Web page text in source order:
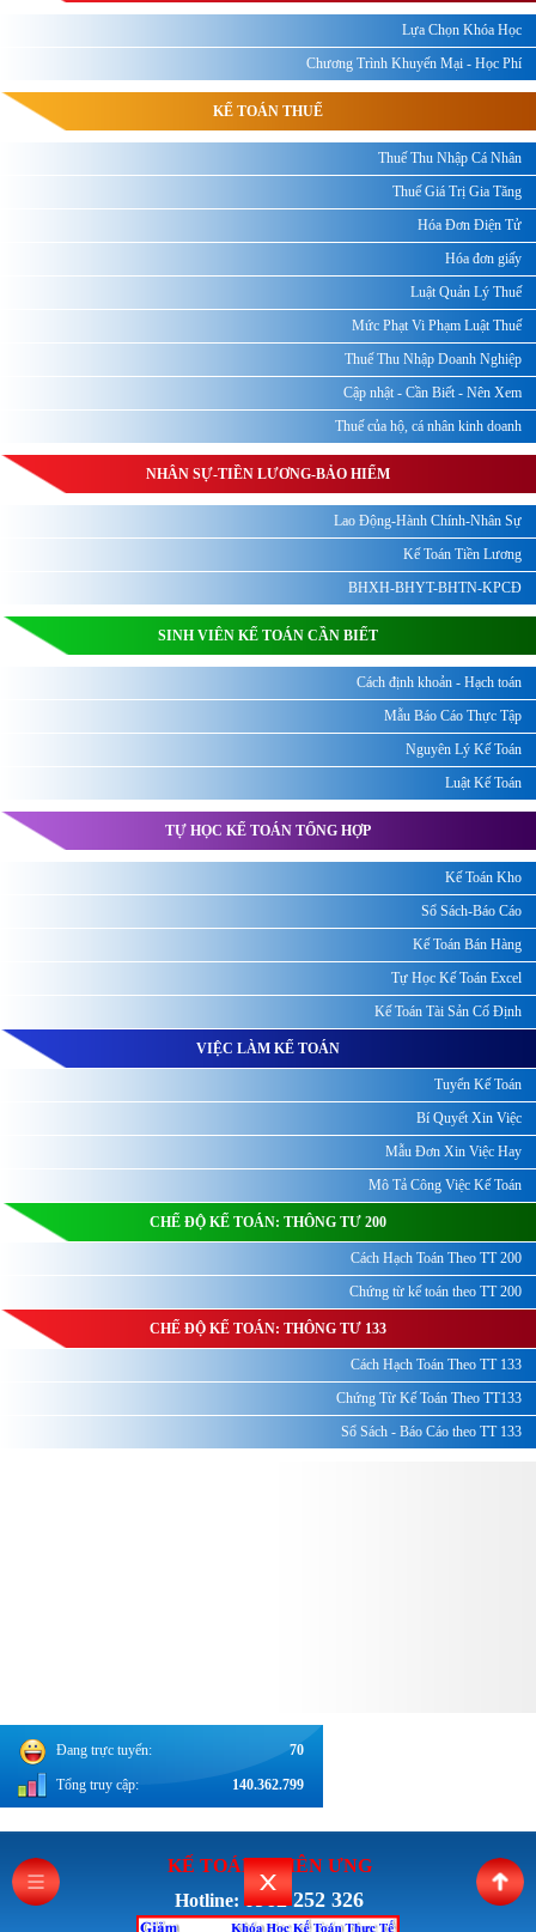
Lựa Chọn Khóa Học
Chương Trình Khuyến Mại - Học Phí
KẾ TOÁN THUẾ
Thuế Thu Nhập Cá Nhân
Thuế Giá Trị Gia Tăng
Hóa Đơn Điện Tử
Hóa đơn giấy
Luật Quản Lý Thuế
Mức Phạt Vi Phạm Luật Thuế
Thuế Thu Nhập Doanh Nghiệp
Cập nhật - Cần Biết - Nên Xem
Thuế của hộ, cá nhân kinh doanh
NHÂN SỰ-TIỀN LƯƠNG-BẢO HIỂM
Lao Động-Hành Chính-Nhân Sự
Kế Toán Tiền Lương
BHXH-BHYT-BHTN-KPCĐ
SINH VIÊN KẾ TOÁN CẦN BIẾT
Cách định khoản - Hạch toán
Mẫu Báo Cáo Thực Tập
Nguyên Lý Kế Toán
Luật Kế Toán
TỰ HỌC KẾ TOÁN TỔNG HỢP
Kế Toán Kho
Sổ Sách-Báo Cáo
Kế Toán Bán Hàng
Tự Học Kế Toán Excel
Kế Toán Tài Sản Cố Định
VIỆC LÀM KẾ TOÁN
Tuyển Kế Toán
Bí Quyết Xin Việc
Mẫu Đơn Xin Việc Hay
Mô Tả Công Việc Kế Toán
CHẾ ĐỘ KẾ TOÁN: THÔNG TƯ 200
Cách Hạch Toán Theo TT 200
Chứng từ kế toán theo TT 200
CHẾ ĐỘ KẾ TOÁN: THÔNG TƯ 133
Cách Hạch Toán Theo TT 133
Chứng Từ Kế Toán Theo TT133
Sổ Sách - Báo Cáo theo TT 133
Đang trực tuyến: 70
Tổng truy cập: 140.362.799
KẾ TOÁN THIÊN ƯNG
Hotline: 0962 252 326